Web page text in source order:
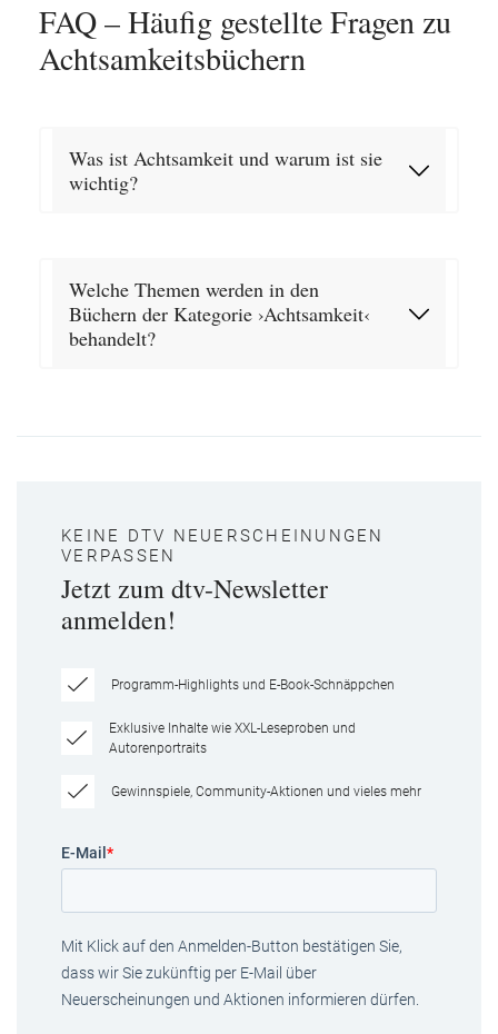
FAQ – Häufig gestellte Fragen zu
Achtsamkeitsbüchern
Was ist Achtsamkeit und warum ist sie
wichtig?
Welche Themen werden in den
Büchern der Kategorie ›Achtsamkeit‹
behandelt?
KEINE DTV NEUERSCHEINUNGEN
VERPASSEN
Jetzt zum dtv-Newsletter
anmelden!
Programm-Highlights und E-Book-Schnäppchen
Exklusive Inhalte wie XXL-Leseproben und
Autorenportraits
Gewinnspiele, Community-Aktionen und vieles mehr
E-Mail *
Mit Klick auf den Anmelden-Button bestätigen Sie,
dass wir Sie zukünftig per E-Mail über
Neuerscheinungen und Aktionen informieren dürfen.